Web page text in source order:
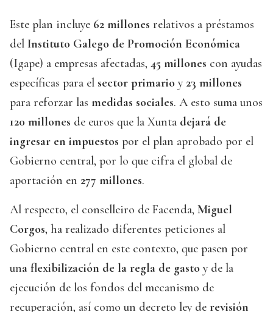
Este plan incluye 62 millones relativos a préstamos
del Instituto Galego de Promoción Económica
(Igape) a empresas afectadas, 45 millones con ayudas
específicas para el sector primario y 23 millones
para reforzar las medidas sociales. A esto suma unos
120 millones de euros que la Xunta dejará de
ingresar en impuestos por el plan aprobado por el
Gobierno central, por lo que cifra el global de
aportación en 277 millones.
Al respecto, el conselleiro de Facenda, Miguel
Corgos, ha realizado diferentes peticiones al
Gobierno central en este contexto, que pasen por
una flexibilización de la regla de gasto y de la
ejecución de los fondos del mecanismo de
recuperación, así como un decreto ley de revisión